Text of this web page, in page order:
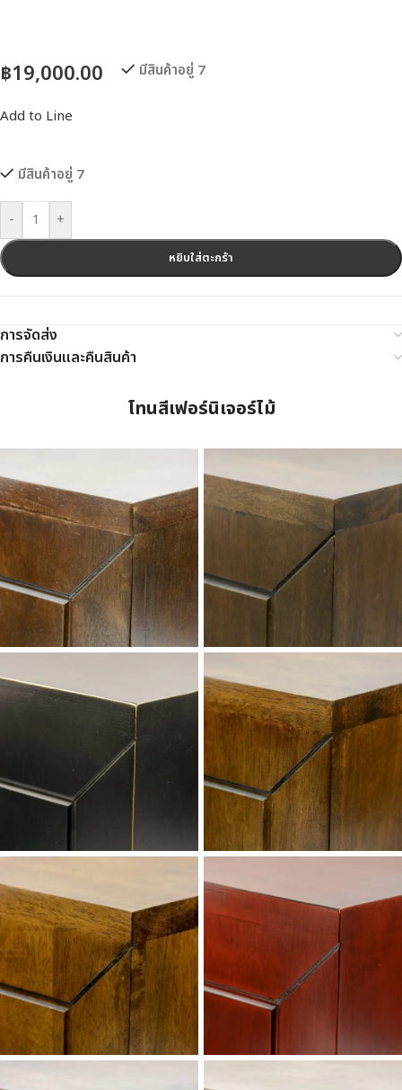
฿19,000.00 มีสินค้าอยู่ 7
Add to Line
มีสินค้าอยู่ 7
- +
หยิบใส่ตะกร้า
การจัดส่ง
การคืนเงินและคืนสินค้า
โทนสีเฟอร์นิเจอร์ไม้